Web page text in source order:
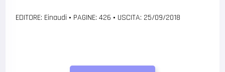
EDITORE: Einaudi • PAGINE: 426 • USCITA: 25/09/2018